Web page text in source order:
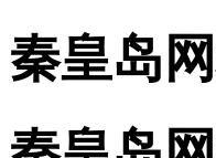
秦皇岛